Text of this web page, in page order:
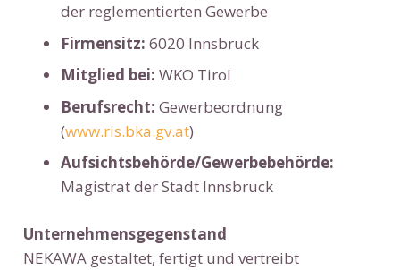
der reglementierten Gewerbe
Firmensitz: 6020 Innsbruck
Mitglied bei: WKO Tirol
Berufsrecht: Gewerbeordnung
(www.ris.bka.gv.at)
Aufsichtsbehörde/Gewerbebehörde:
Magistrat der Stadt Innsbruck
Unternehmensgegenstand
NEKAWA gestaltet, fertigt und vertreibt